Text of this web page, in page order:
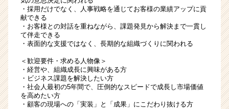
・採用だけでなく、人事戦略を通じてお客様の業績アップに貢
献できる
・お客様との対話を重ねながら、課題発見から解決まで一貫し
て伴走できる
・表面的な支援ではなく、長期的な組織づくりに関われる
＜歓迎要件・求める人物像＞
・経営や、組織成長に興味がある方
・ビジネス課題を解決したい方
・社会人最初の5年間で、圧倒的なスピードで成長し市場価値
を高めたい方
・顧客の現場への「実装」と「成果」にこだわり抜ける方